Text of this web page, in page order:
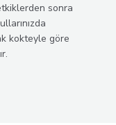
sonra
kokteyle göre